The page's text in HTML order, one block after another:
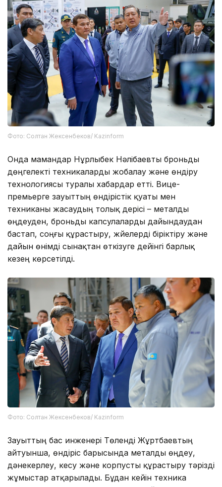
Фото: Солтан Жексенбеков/ Kazinform
Онда мамандар Нұрлыбек Нәлібаевты броньды
дөңгелекті техникаларды жобалау және өндіру
технологиясы туралы хабардар етті. Вице-
премьерге зауыттың өндірістік қуаты мен
техниканы жасаудың толық үдерісі – металды
өңдеуден, броньды капсулаларды дайындаудан
бастап, соңғы құрастыру, жүйелерді біріктіру және
дайын өнімді сынақтан өткізуге дейінгі барлық
кезең көрсетілді.
Фото: Солтан Жексенбеков/ Kazinform
Зауыттың бас инженері Төленді Жұртбаевтың
айтуынша, өндіріс барысында металды өңдеу,
дәнекерлеу, кесу және корпусты құрастыру тәрізді
жұмыстар атқарылады. Бұдан кейін техника